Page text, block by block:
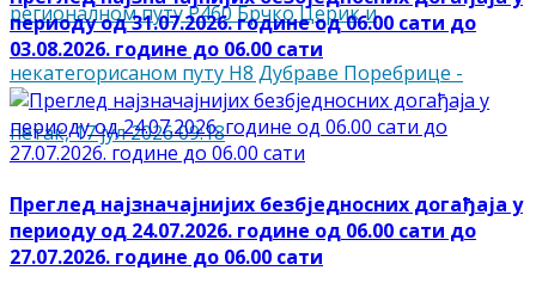
регионалном путу Р460 Брчко Церик и
некатегорисаном путу Н8 Дубраве Поребрице -
петак, 17 јул 2026 09:18
периоду од 31.07.2026. године од 06.00 сати до
03.08.2026. године до 06.00 сати
Преглед најзначајнијих безбједносних догађаја у
периоду од 24.07.2026. године од 06.00 сати до
27.07.2026. године до 06.00 сати